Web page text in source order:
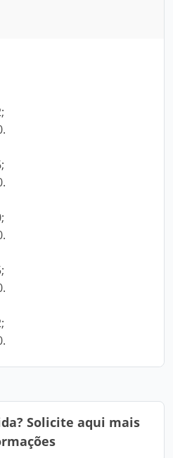
Solicite aqui mais